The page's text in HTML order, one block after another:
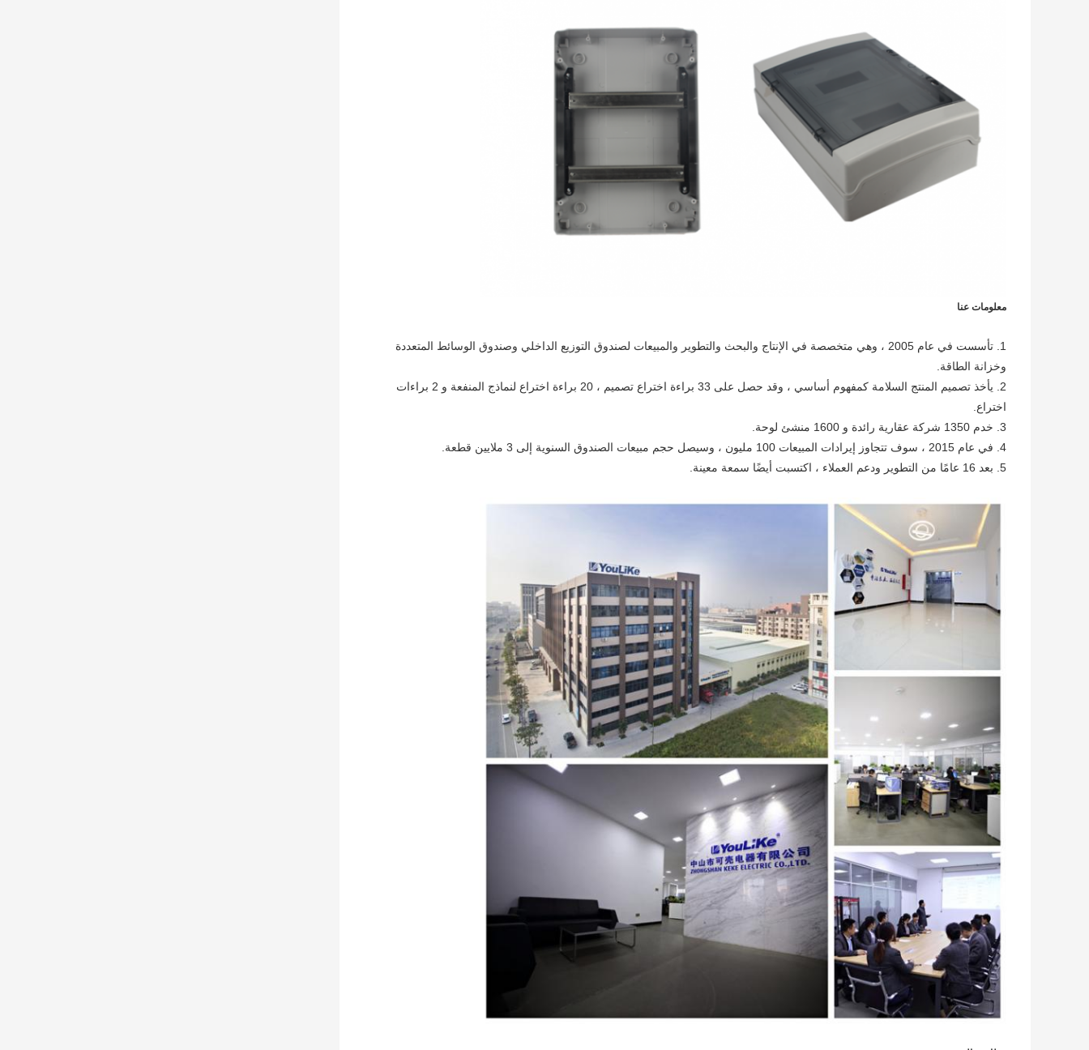
إرسال
معلومات عنا
1. تأسست في عام 2005 ، وهي متخصصة في الإنتاج والبحث والتطوير والمبيعات لصندوق التوزيع الداخلي وصندوق الوسائط المتعددة
وخزانة الطاقة.
2. يأخذ تصميم المنتج السلامة كمفهوم أساسي ، وقد حصل على 33 براءة اختراع تصميم ، 20 براءة اختراع لنماذج المنفعة و 2 براءات
اختراع.
3. خدم 1350 شركة عقارية رائدة و 1600 منشئ لوحة.
4. في عام 2015 ، سوف تتجاوز إيرادات المبيعات 100 مليون ، وسيصل حجم مبيعات الصندوق السنوية إلى 3 ملايين قطعة.
5. بعد 16 عامًا من التطوير ودعم العملاء ، اكتسبت أيضًا سمعة معينة.